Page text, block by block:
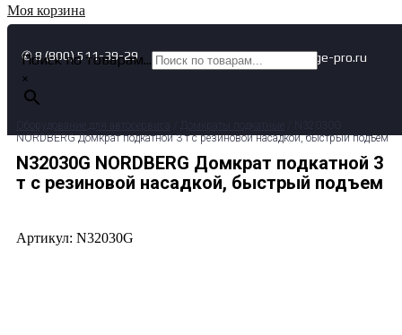
Моя корзина
✆ 8 (800) 511-39-29 ✉ info@garage-pro.ru
Поиск по товарам...
×
NORDBERG Домкрат подкатной 3 т с резиновой насадкой, быстрый подъем
N32030G NORDBERG Домкрат подкатной 3
т с резиновой насадкой, быстрый подъем
Артикул: N32030G